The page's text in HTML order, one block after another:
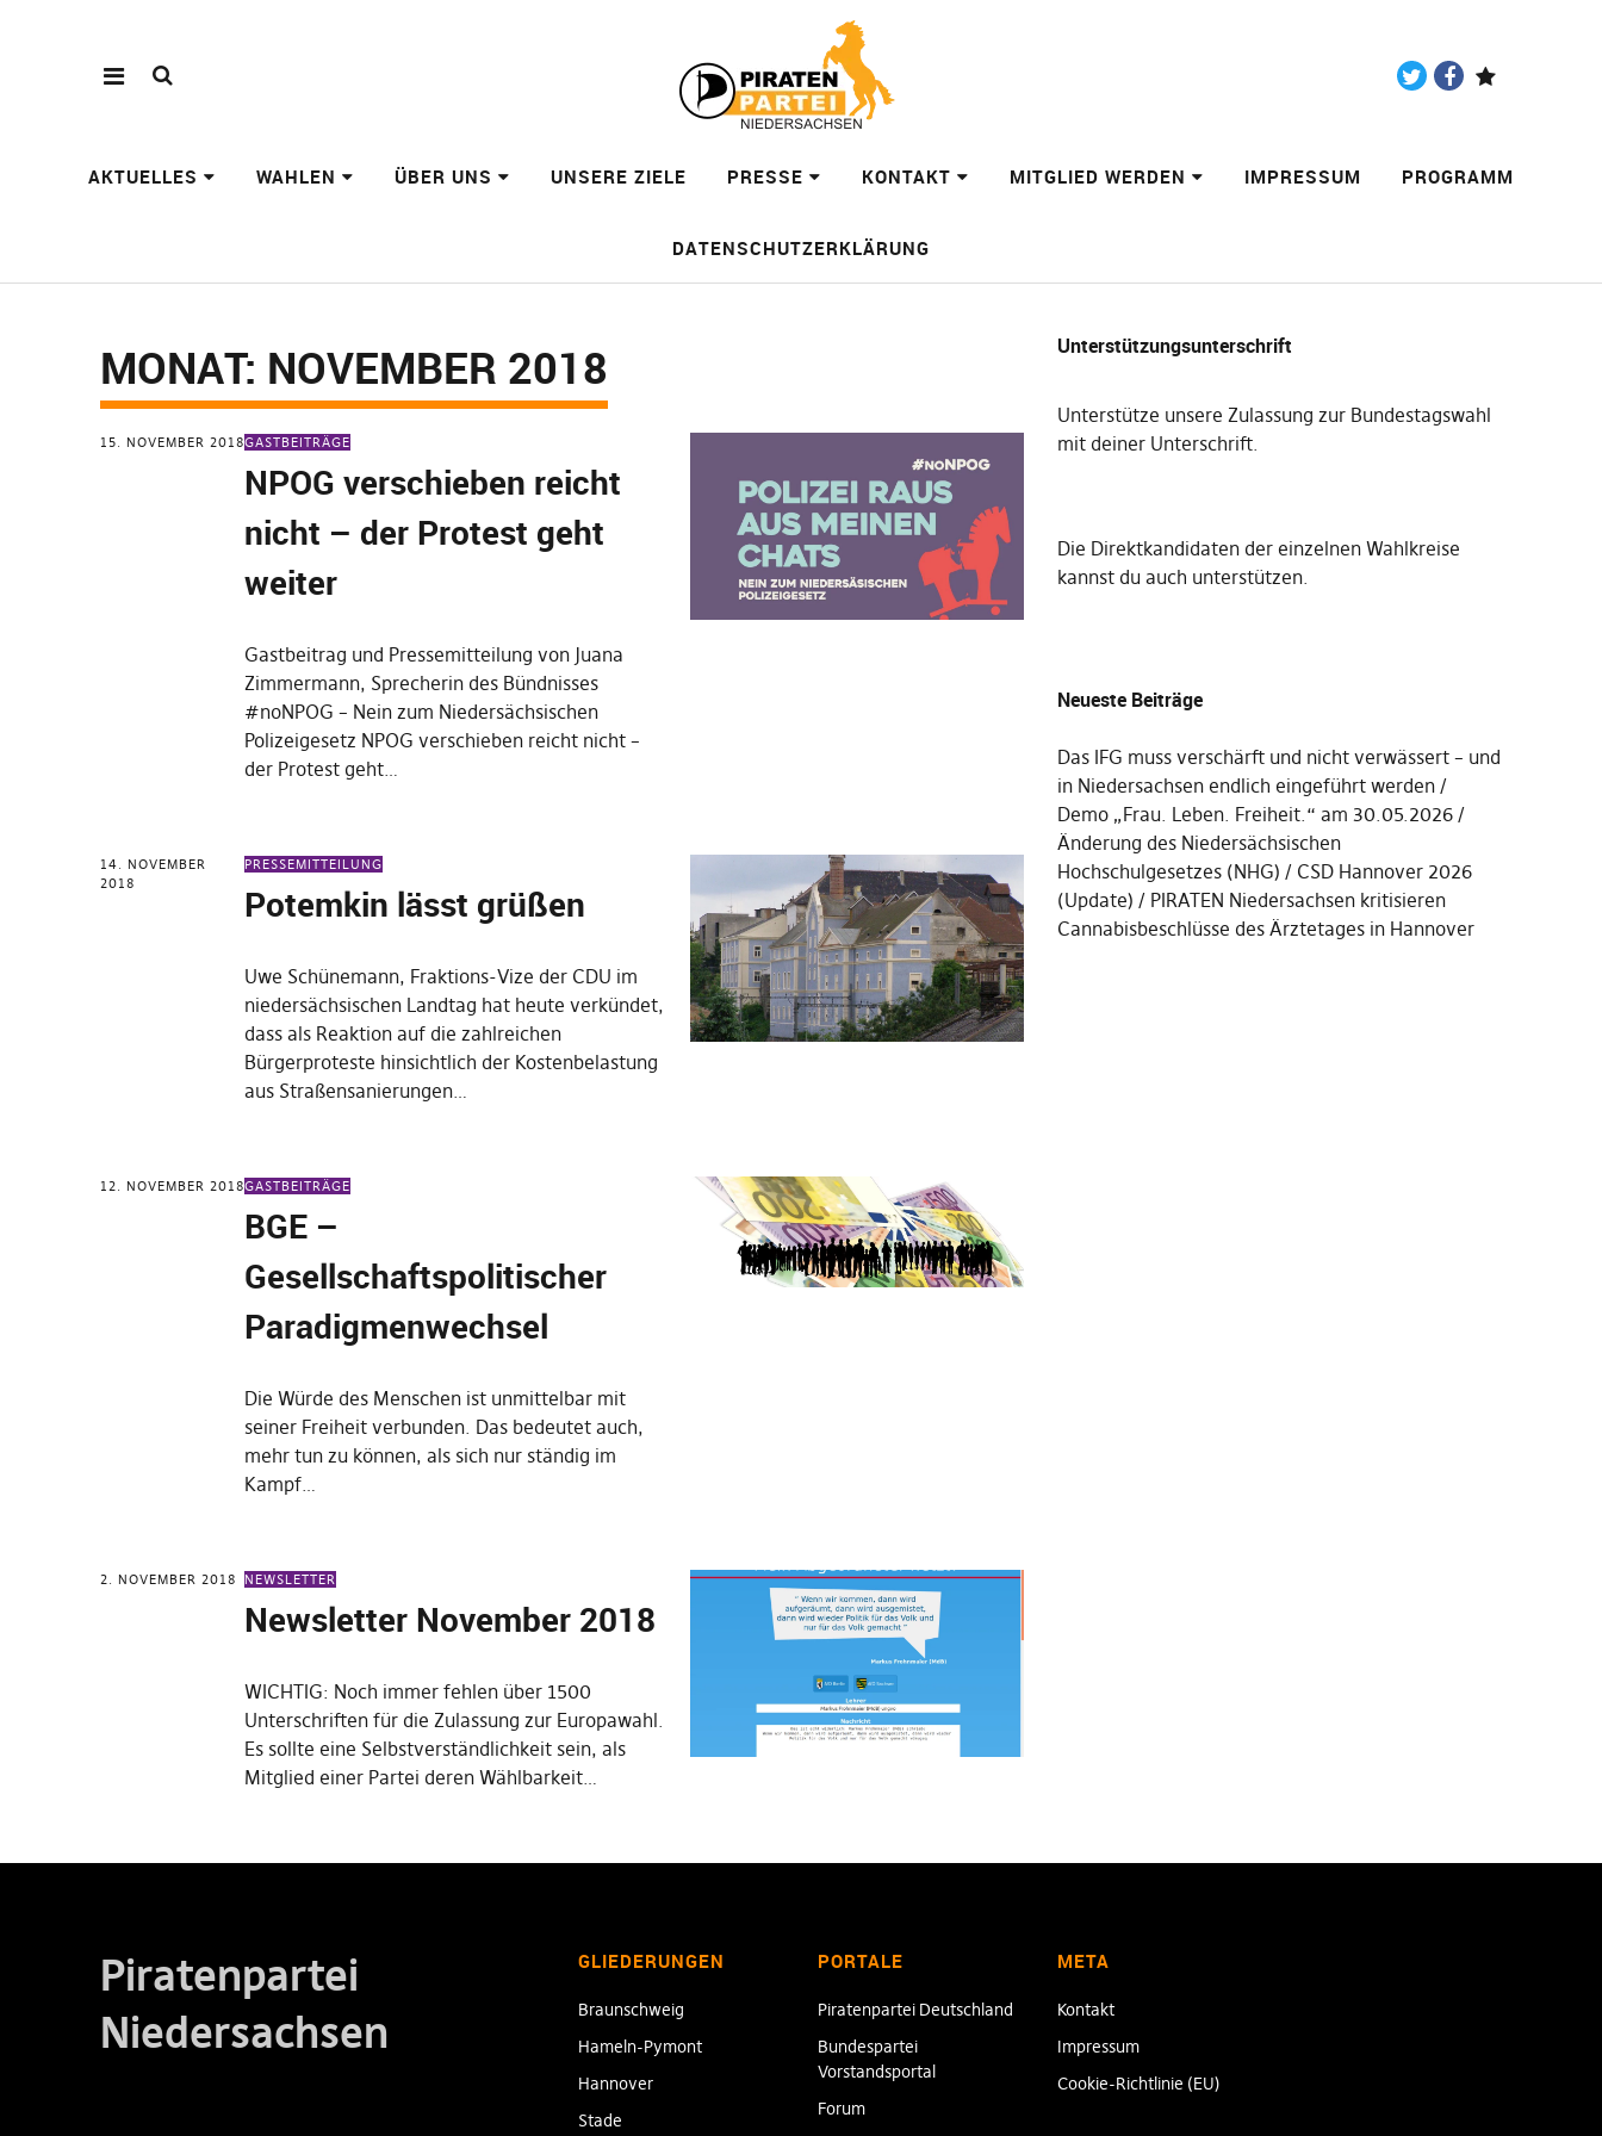
AKTUELLES WAHLEN ÜBER UNS UNSERE ZIELE PRESSE KONTAKT MITGLIED WERDEN IMPRESSUM PROGRAMM
DATENSCHUTZERKLÄRUNG
MONAT: NOVEMBER 2018
15. NOVEMBER 2018GASTBEITRÄGE
NPOG verschieben reicht
nicht – der Protest geht
weiter
Gastbeitrag und Pressemitteilung von Juana
Zimmermann, Sprecherin des Bündnisses
#noNPOG – Nein zum Niedersächsischen
Polizeigesetz NPOG verschieben reicht nicht –
der Protest geht…
14. NOVEMBER
2018
PRESSEMITTEILUNG
Potemkin lässt grüßen
Uwe Schünemann, Fraktions-Vize der CDU im
niedersächsischen Landtag hat heute verkündet,
dass als Reaktion auf die zahlreichen
Bürgerproteste hinsichtlich der Kostenbelastung
aus Straßensanierungen…
12. NOVEMBER 2018GASTBEITRÄGE
BGE –
Gesellschaftspolitischer
Paradigmenwechsel
Die Würde des Menschen ist unmittelbar mit
seiner Freiheit verbunden. Das bedeutet auch,
mehr tun zu können, als sich nur ständig im
Kampf…
2. NOVEMBER 2018 NEWSLETTER
Newsletter November 2018
WICHTIG: Noch immer fehlen über 1500
Unterschriften für die Zulassung zur Europawahl.
Es sollte eine Selbstverständlichkeit sein, als
Mitglied einer Partei deren Wählbarkeit…
Unterstützungsunterschrift
Unterstütze unsere Zulassung zur Bundestagswahl
mit deiner Unterschrift.
Die Direktkandidaten der einzelnen Wahlkreise
kannst du auch unterstützen.
Neueste Beiträge
Das IFG muss verschärft und nicht verwässert – und
in Niedersachsen endlich eingeführt werden
Demo „Frau. Leben. Freiheit.“ am 30.05.2026
Änderung des Niedersächsischen
Hochschulgesetzes (NHG)
CSD Hannover 2026
(Update)
PIRATEN Niedersachsen kritisieren
Cannabisbeschlüsse des Ärztetages in Hannover
Piratenpartei
Niedersachsen
GLIEDERUNGEN
Braunschweig
Hameln-Pymont
Hannover
Stade
PORTALE
Piratenpartei Deutschland
Bundespartei
Vorstandsportal
Forum
META
Kontakt
Impressum
Cookie-Richtlinie (EU)